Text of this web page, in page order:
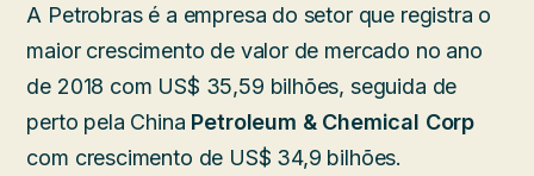
A Petrobras é a empresa do setor que registra o
maior crescimento de valor de mercado no ano
de 2018 com US$ 35,59 bilhões, seguida de
perto pela China Petroleum & Chemical Corp
com crescimento de US$ 34,9 bilhões.